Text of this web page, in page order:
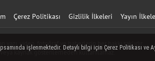
Çerez Politikası Gizlilik İlkeleri Yayın
yazı, video, fotoğraf ve haberlerin her hakkı saklıdır.
kaynak gösterilemeden kullanılamaz.
işlenmektedir. Detaylı bilgi için Çerez Politikası ve